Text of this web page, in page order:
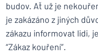
budov. Ať už je
je zakázáno z jiných
zákazu informovat lidi,
“Zákaz kouření”.